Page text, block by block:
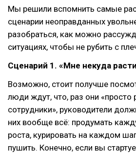
Мы решили вспомнить самые
сценарии неоправданных
разобраться, как можно
ситуациях, чтобы не рубить с
Сценарий 1. «Мне некуда
Возможно, стоит получше
люди ждут, что, раз они «просто
сотрудники», руководители
них вообще всё: продумать
роста, курировать на каждом
пушить. Конечно, если вы